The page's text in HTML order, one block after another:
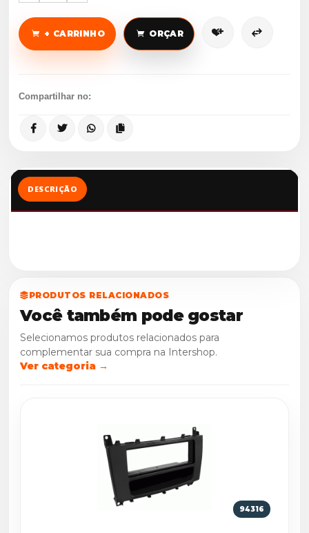
+ CARRINHO ORÇAR
Compartilhar no:
DESCRIÇÃO
PRODUTOS RELACIONADOS
Você também pode gostar
Selecionamos produtos relacionados para
complementar sua compra na Intershop.
Ver categoria →
94316